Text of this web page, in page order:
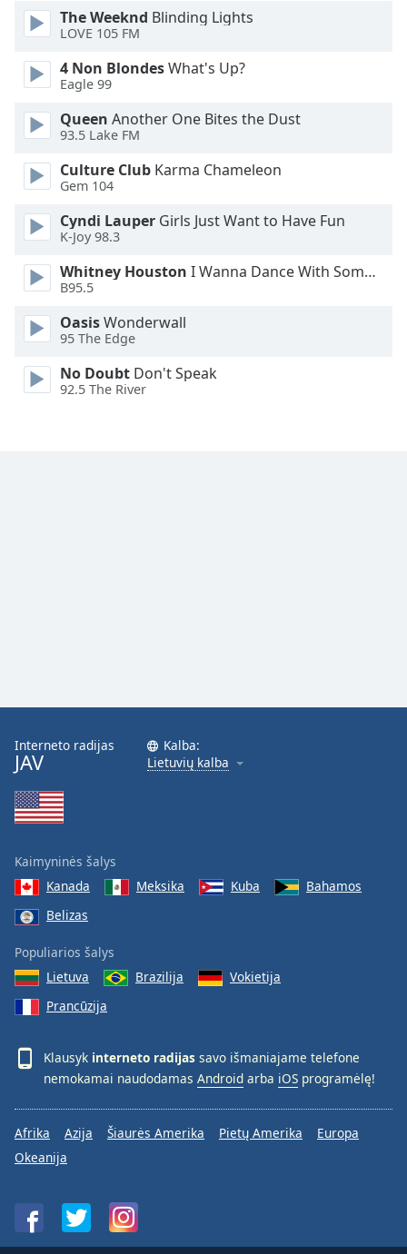
Family
Reset
Done
Close
Modal
Dialog
End
window.
The Weeknd Blinding Lights
LOVE 105 FM
4 Non BlondesWhat's Up?
Eagle 99
Queen Another One Bites the Dust
93.5 Lake FM
Culture Club Karma Chameleon
Gem 104
Cyndi Lauper Girls Just Want to Have Fun
K-Joy 98.3
Whitney Houston I Wanna Dance With Somebody
B95.5
OasisWonderwall
95 The Edge
No Doubt Don't Speak
92.5 The River
Interneto radijas
JAV
Kalba:
Lietuvių kalba
Kaimyninės šalys
Kanada
Meksika Kuba
Bahamos
Belizas
Populiarios šalys
Lietuva
Brazilija
Vokietija
Prancūzija
Klausyk interneto radijas savo išmaniajame telefone
nemokamai naudodamas Android arba iOS programėlę!
Afrika Azija Šiaurės Amerika Pietų Amerika
Europa
Okeanija